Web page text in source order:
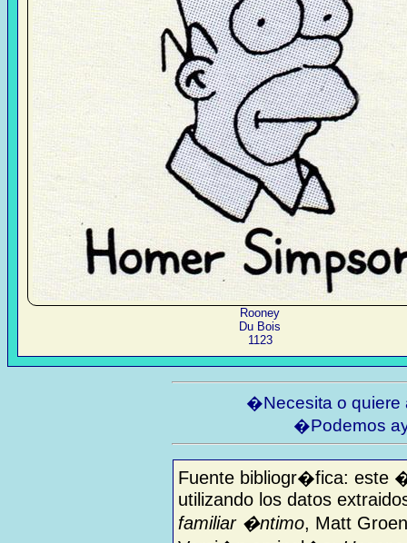
Rooney
Du Bois
1123
�Necesita o
�Podemos
Fuente bibliogr�fica: este
utilizando los datos
familiar �ntimo, Matt